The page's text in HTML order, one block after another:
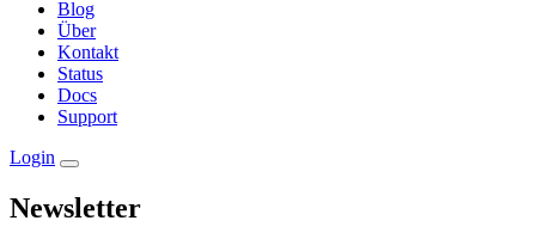
Blog
Über
Kontakt
Status
Docs
Support
Login
Newsletter